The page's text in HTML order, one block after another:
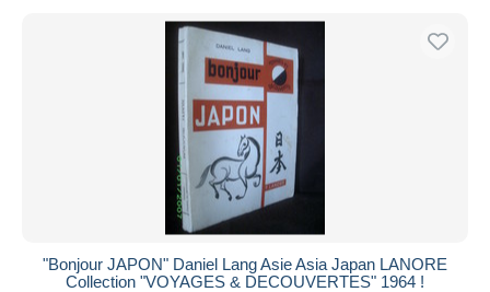
"Bonjour JAPON" Daniel Lang Asie Asia Japan LANORE
Collection "VOYAGES & DECOUVERTES" 1964 !